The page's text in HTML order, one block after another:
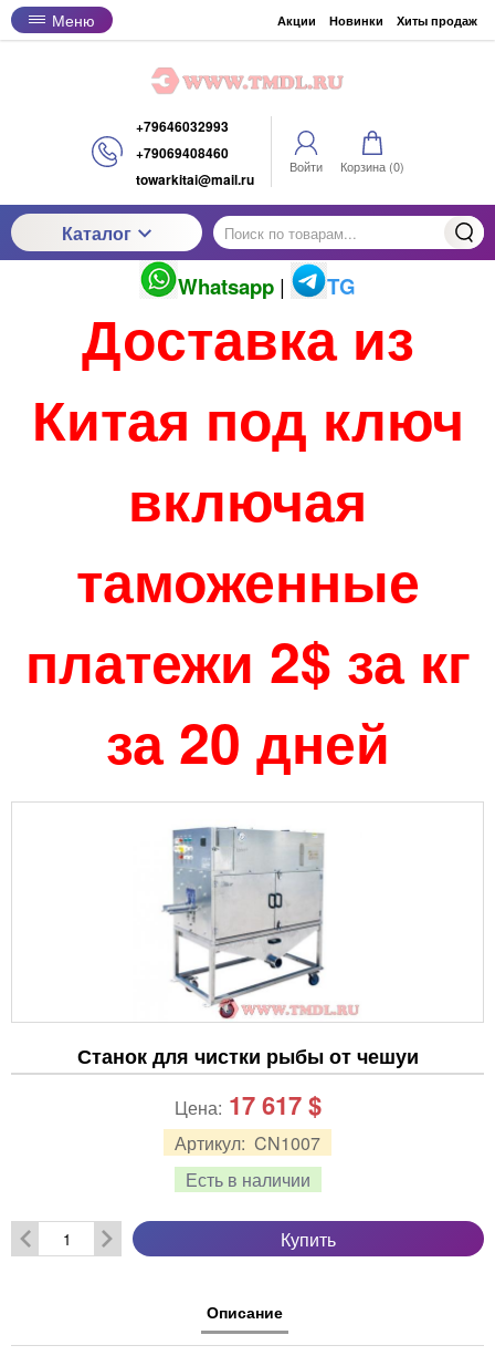
Меню Акции Новинки Хиты продаж
+79646032993
+79069408460
towarkitai@mail.ru
Войти Корзина (0)
Каталог
Whatsapp | TG
Доставка из
Китая под ключ
включая
таможенные
платежи 2$ за кг
за 20 дней
Станок для чистки рыбы от чешуи
Артикул: CN1007
Есть в наличии
Цена: 17 617$
Купить
Описание